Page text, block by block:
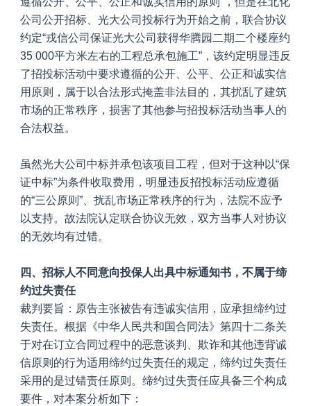
公司公开招标、光大公司投标行为开始之前，联合协议
约定“戎信公司保证光大公司获得华腾园二期二个楼座约
35 000平方米左右的工程总承包施工”，该约定明显违反
了招投标活动中要求遵循的公开、公平、公正和诚实信
用原则，属于以合法形式掩盖非法目的，其扰乱了建筑
市场的正常秩序，损害了其他参与招投标活动当事人的
合法权益。
虽然光大公司中标并承包该项目工程，但对于这种以“保
证中标”为条件收取费用，明显违反招投标活动应遵循
的“三公原则”、扰乱市场正常秩序的行为，法院不应予
以支持。故法院认定联合协议无效，双方当事人对协议
的无效均有过错。
四、招标人不同意向投保人出具中标通知书，不属于缔
约过失责任
裁判要旨：原告主张被告有违诚实信用，应承担缔约过
失责任。根据《中华人民共和国合同法》第四十二条关
于对在订立合同过程中的恶意谈判、欺诈和其他违背诚
信原则的行为适用缔约过失责任的规定，缔约过失责任
采用的是过错责任原则。缔约过失责任应具备三个构成
要件，对本案分析如下：